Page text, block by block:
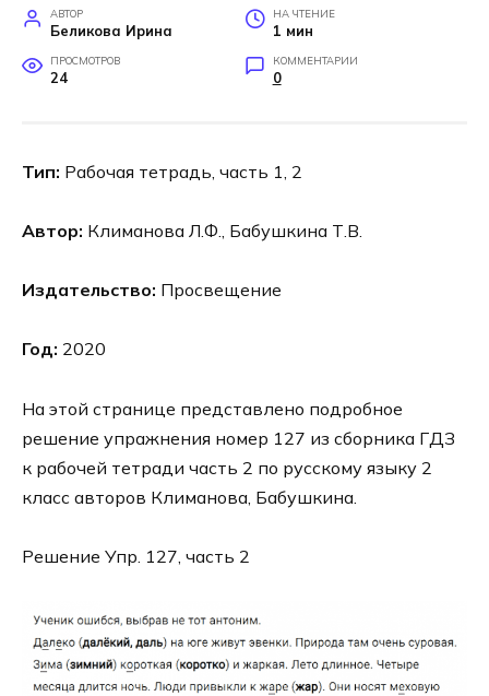
АВТОР
Беликова Ирина
НА ЧТЕНИЕ
1 мин
ПРОСМОТРОВ
24
КОММЕНТАРИИ
0
Тип: Рабочая тетрадь, часть 1, 2
Автор: Климанова Л.Ф., Бабушкина Т.В.
Издательство: Просвещение
Год: 2020
На этой странице представлено подробное
решение упражнения номер 127 из сборника ГДЗ
к рабочей тетради часть 2 по русскому языку 2
класс авторов Климанова, Бабушкина.
Решение Упр. 127, часть 2